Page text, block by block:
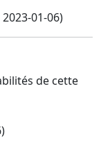
01-06)
de cette